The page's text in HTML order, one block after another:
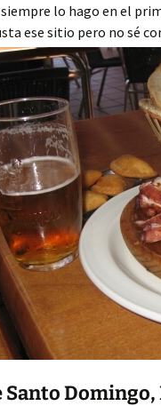
lo hago en el
ese sitio pero no sé
Santo